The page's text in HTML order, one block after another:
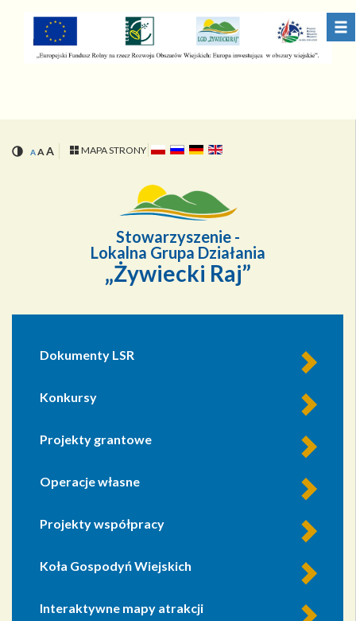
Przejdź
menu
Przejdź
treści
AAA MAPA STRONY
Stowarzyszenie -
Lokalna Grupa Działania
„Żywiecki Raj”
Dokumenty LSR
Konkursy
Projekty grantowe
Operacje własne
Projekty współpracy
Koła Gospodyń Wiejskich
Interaktywne mapy atrakcji